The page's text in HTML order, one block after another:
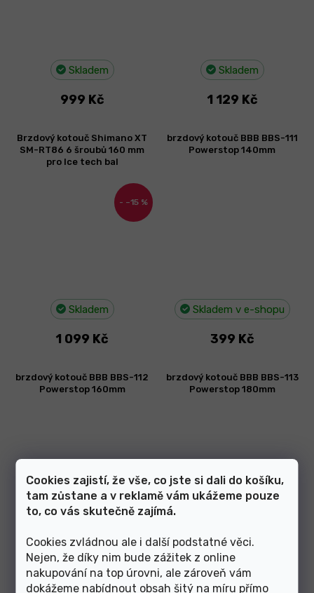
Cookies zajistí, že vše, co jste si dali do košíku,
tam zůstane a v reklamě vám ukážeme pouze
to, co vás skutečně zajímá.
Cookies zvládnou ale i další podstatné věci.
Nejen, že díky nim bude zážitek z online
nakupování na top úrovni, ale zároveň vám
dokážeme nabídnout obsah šitý na míru přímo
Skladem
999 Kč
Skladem
1 129 Kč
–15 %
Brzdový kotouč Shimano XT
SM-RT86 6 šroubů 160 mm
pro Ice tech bal
Skladem
1 099 Kč
brzdový kotouč BBB BBS-111
Powerstop 140mm
Skladem v e-shopu
399 Kč
brzdový kotouč BBB BBS-112
Powerstop 160mm
Skladem v e-shopu
429 Kč
brzdový kotouč BBB BBS-113
Powerstop 180mm
Skladem v e-shopu
499 Kč